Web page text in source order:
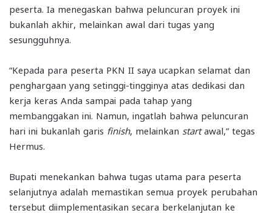
peserta. Ia menegaskan bahwa peluncuran proyek ini
bukanlah akhir, melainkan awal dari tugas yang
sesungguhnya.
“Kepada para peserta PKN II saya ucapkan selamat dan
penghargaan yang setinggi-tingginya atas dedikasi dan
kerja keras Anda sampai pada tahap yang
membanggakan ini. Namun, ingatlah bahwa peluncuran
hari ini bukanlah garis finish, melainkan startawal,” tegas
Hermus.
Bupati menekankan bahwa tugas utama para peserta
selanjutnya adalah memastikan semua proyek perubahan
tersebut diimplementasikan secara berkelanjutan ke